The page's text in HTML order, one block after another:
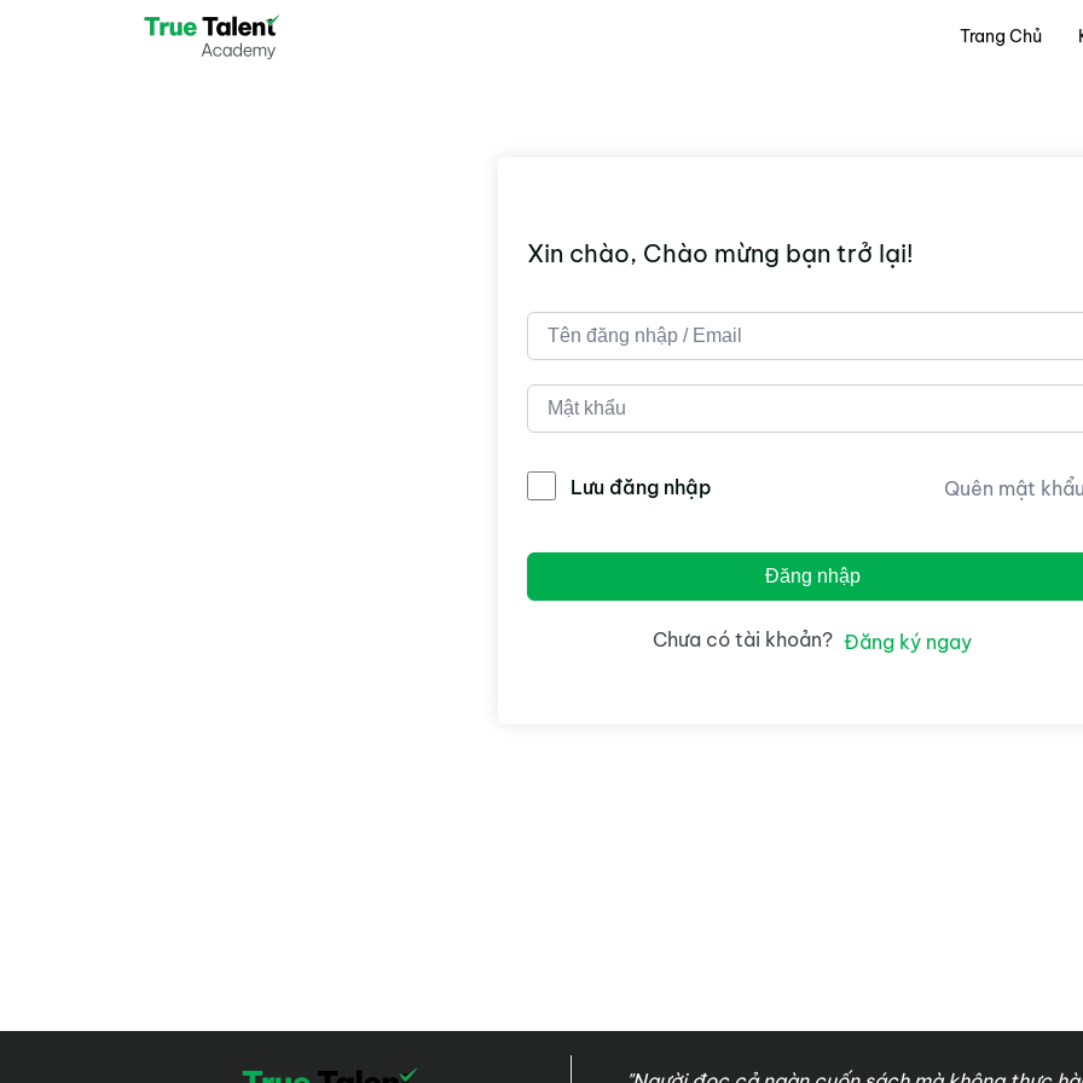
Trang Chủ
Xin chào, Chào mừng bạn trở lại!
Lưu đăng nhập Quên mật
Đăng nhập
Chưa có tài khoản? Đăng ký ngay